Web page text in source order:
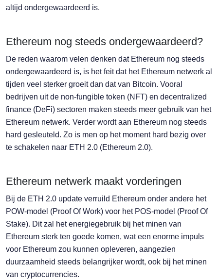
altijd ondergewaardeerd is.
Ethereum nog steeds ondergewaardeerd?
De reden waarom velen denken dat Ethereum nog steeds
ondergewaardeerd is, is het feit dat het Ethereum netwerk al
tijden veel sterker groeit dan dat van Bitcoin. Vooral
bedrijven uit de non-fungible token (NFT) en decentralized
finance (DeFi) sectoren maken steeds meer gebruik van het
Ethereum netwerk. Verder wordt aan Ethereum nog steeds
hard gesleuteld. Zo is men op het moment hard bezig over
te schakelen naar ETH 2.0 (Ethereum 2.0).
Ethereum netwerk maakt vorderingen
Bij de ETH 2.0 update verruild Ethereum onder andere het
POW-model (Proof Of Work) voor het POS-model (Proof Of
Stake). Dit zal het energiegebruik bij het minen van
Ethereum sterk ten goede komen, wat een enorme impuls
voor Ethereum zou kunnen opleveren, aangezien
duurzaamheid steeds belangrijker wordt, ook bij het minen
van cryptocurrencies.